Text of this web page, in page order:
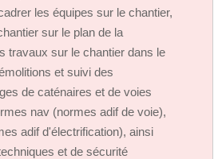
les équipes sur le chantier,
sur le plan de la
travaux sur le chantier dans le
et suivi des
de caténaires et de voies
nav (normes adif de voie),
adif d'électrification), ainsi
et de sécurité